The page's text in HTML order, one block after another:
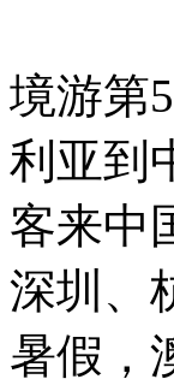
据携
境游第
利亚到
客来中
深圳、
暑假，